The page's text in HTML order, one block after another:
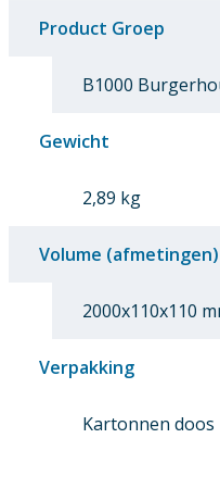
Product Groep
B1000
Gewicht
2,89 kg
Volume (afmetingen)
2000x110x110
Verpakking
Kartonnen doos